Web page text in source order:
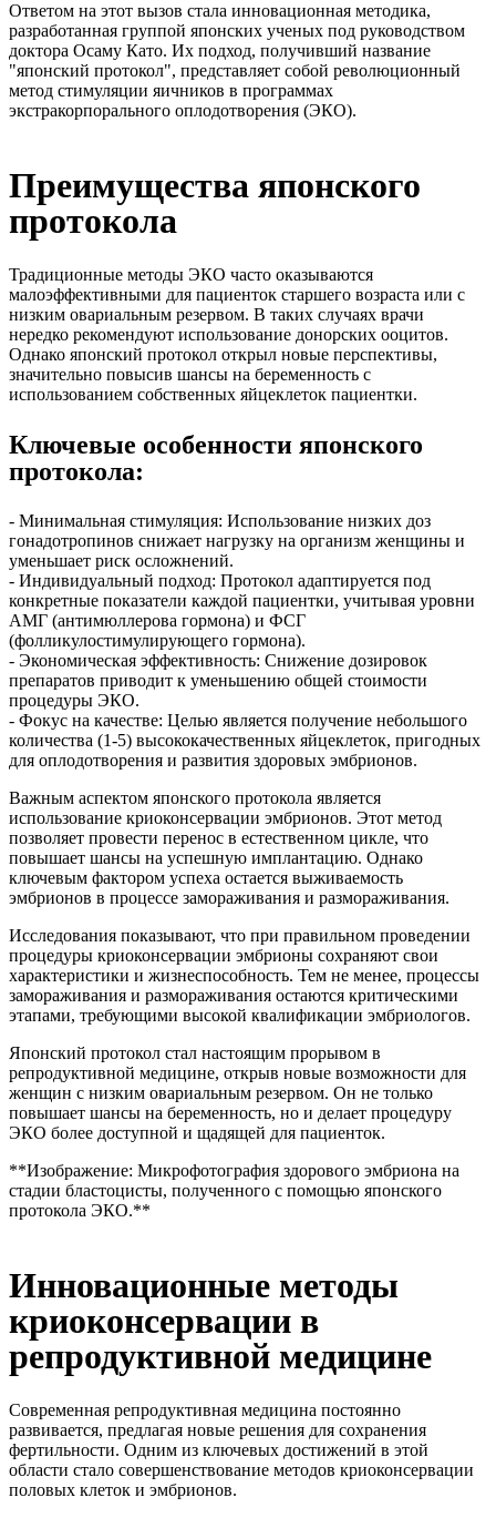
Ответом на этот вызов стала инновационная методика,
разработанная группой японских ученых под руководством
доктора Осаму Като. Их подход, получивший название
"японский протокол", представляет собой революционный
метод стимуляции яичников в программах
экстракорпорального оплодотворения (ЭКО).
Преимущества японского
протокола
Традиционные методы ЭКО часто оказываются
малоэффективными для пациенток старшего возраста или с
низким овариальным резервом. В таких случаях врачи
нередко рекомендуют использование донорских ооцитов.
Однако японский протокол открыл новые перспективы,
значительно повысив шансы на беременность с
использованием собственных яйцеклеток пациентки.
Ключевые особенности японского
протокола:
- Минимальная стимуляция: Использование низких доз
гонадотропинов снижает нагрузку на организм женщины и
уменьшает риск осложнений.
- Индивидуальный подход: Протокол адаптируется под
конкретные показатели каждой пациентки, учитывая уровни
АМГ (антимюллерова гормона) и ФСГ
(фолликулостимулирующего гормона).
- Экономическая эффективность: Снижение дозировок
препаратов приводит к уменьшению общей стоимости
процедуры ЭКО.
- Фокус на качестве: Целью является получение небольшого
количества (1-5) высококачественных яйцеклеток, пригодных
для оплодотворения и развития здоровых эмбрионов.
Важным аспектом японского протокола является
использование криоконсервации эмбрионов. Этот метод
позволяет провести перенос в естественном цикле, что
повышает шансы на успешную имплантацию. Однако
ключевым фактором успеха остается выживаемость
эмбрионов в процессе замораживания и размораживания.
Исследования показывают, что при правильном проведении
процедуры криоконсервации эмбрионы сохраняют свои
характеристики и жизнеспособность. Тем не менее, процессы
замораживания и размораживания остаются критическими
этапами, требующими высокой квалификации эмбриологов.
Японский протокол стал настоящим прорывом в
репродуктивной медицине, открыв новые возможности для
женщин с низким овариальным резервом. Он не только
повышает шансы на беременность, но и делает процедуру
ЭКО более доступной и щадящей для пациенток.
**Изображение: Микрофотография здорового эмбриона на
стадии бластоцисты, полученного с помощью японского
протокола ЭКО.**
Инновационные методы
криоконсервации в
репродуктивной медицине
Современная репродуктивная медицина постоянно
развивается, предлагая новые решения для сохранения
фертильности. Одним из ключевых достижений в этой
области стало совершенствование методов криоконсервации
половых клеток и эмбрионов.